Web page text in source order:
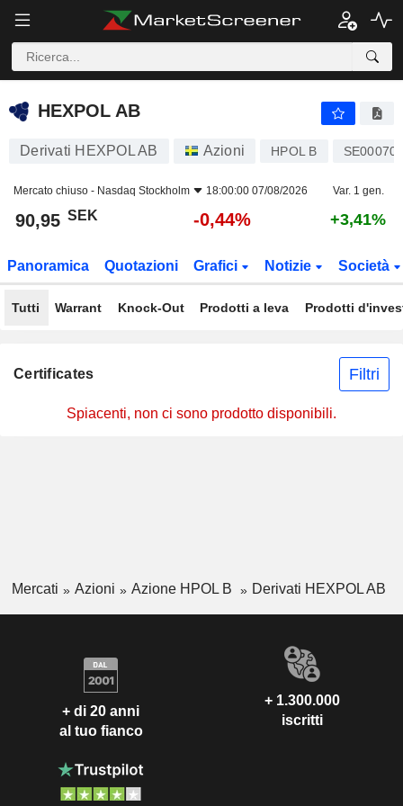
HEXPOL AB
HEXPOL AB
Derivati HEXPOL AB Azioni HPOL B
Mercato chiuso - Nasdaq Stockholm 18:00:00 07/08/2026 Var. 1 gen.
90,95 SEK -0,44% +3,41%
Panoramica Quotazioni Grafici Notizie Società
Tutti Warrant Knock-Out Prodotti a leva Prodotti
Certificates Filtri
Spiacenti, non ci sono prodotto disponibili.
Mercati Azioni Azione HPOL B Derivati HEXPOL AB
+ di 20 anni
al tuo fianco
+ 1.300.000
iscritti